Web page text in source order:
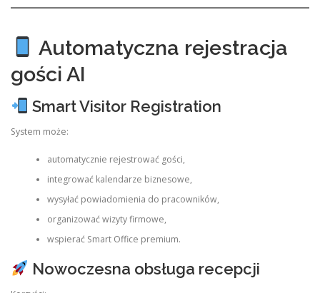
Automatyczna rejestracja
gości AI
Smart Visitor Registration
System może:
automatycznie rejestrować gości,
integrować kalendarze biznesowe,
wysyłać powiadomienia do pracowników,
organizować wizyty firmowe,
wspierać Smart Office premium.
Nowoczesna obsługa recepcji